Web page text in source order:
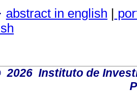
abstract in english |
2026 Instituto de